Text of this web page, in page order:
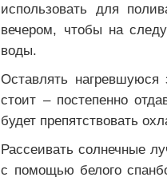
использовать для
вечером, чтобы на
воды.
Оставлять
стоит – постепенно
будет препятствовать
Рассеивать солнечные
с помощью белого